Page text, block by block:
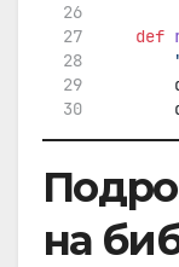
def
на